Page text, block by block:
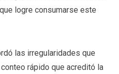
logre consumarse este
las irregularidades que
rápido que acreditó la